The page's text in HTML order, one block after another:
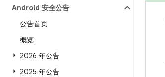
Android 安全公告
公告首页
概览
2026 年公告
2025 年公告